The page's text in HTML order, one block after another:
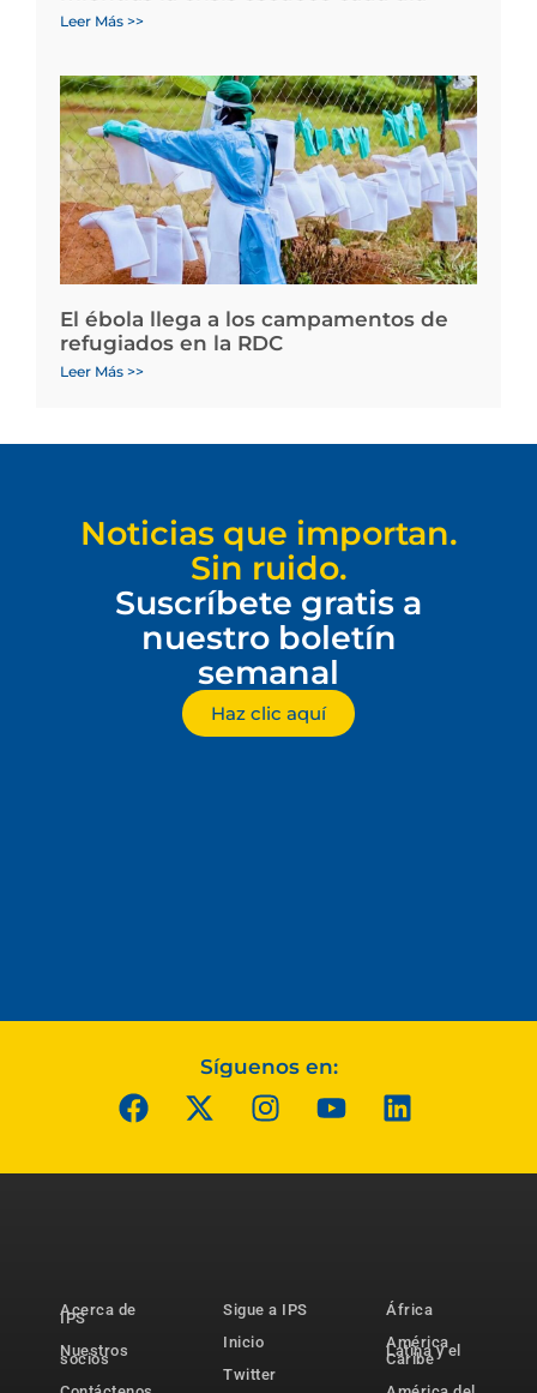
Leer Más >>
El ébola llega a los campamentos de
refugiados en la RDC
Leer Más >>
Noticias que importan.
Sin ruido.
Suscríbete gratis a
nuestro boletín
semanal
Haz clic aquí
Síguenos en:
Acerca de
IPS
Nuestros
socios
Sigue a IPS
Inicio
Twitter
África
América
Latina y el
Caribe